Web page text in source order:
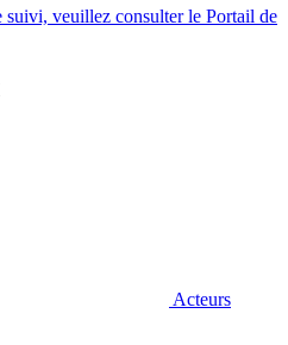
suivi, veuillez consulter le Portail de
Acteurs